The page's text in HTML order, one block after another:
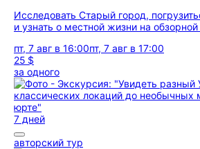
Исследовать Старый город,
и узнать о местной жизни на
пт, 7 авг в 16:00пт, 7 авг в 17:00
25 $
за одного
7 дней
авторский тур